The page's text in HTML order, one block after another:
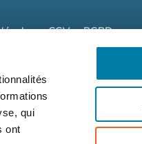
qui
ont
CGV RGPD